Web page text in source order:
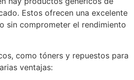
Estos ofrecen una excelente
sin comprometer el rendimiento
como tóners y repuestos para
ventajas: